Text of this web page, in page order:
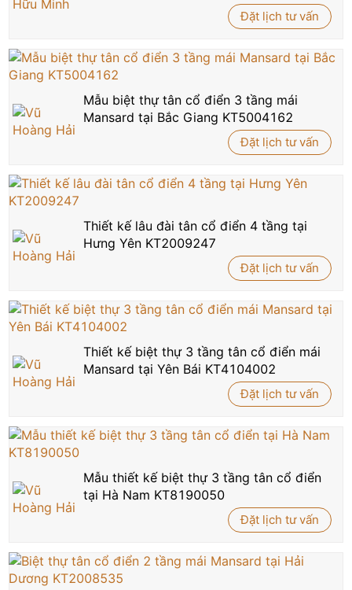
Đặt lịch tư vấn
Mẫu biệt thự tân cổ điển 3 tầng mái
Mansard tại Bắc Giang KT5004162
Đặt lịch tư vấn
Thiết kế lâu đài tân cổ điển 4 tầng tại
Hưng Yên KT2009247
Đặt lịch tư vấn
Thiết kế biệt thự 3 tầng tân cổ điển mái
Mansard tại Yên Bái KT4104002
Đặt lịch tư vấn
Mẫu thiết kế biệt thự 3 tầng tân cổ điển
tại Hà Nam KT8190050
Đặt lịch tư vấn